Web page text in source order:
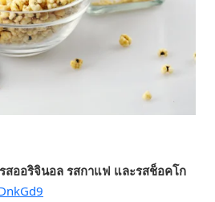
สออริจินอล รสกาแฟ และรสช็อคโก